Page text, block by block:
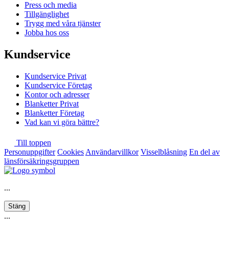
Press och media
Tillgänglighet
Trygg med våra tjänster
Jobba hos oss
Kundservice
Kundservice Privat
Kundservice Företag
Kontor och adresser
Blanketter Privat
Blanketter Företag
Vad kan vi göra bättre?
Till toppen
Personuppgifter Cookies Användarvillkor Visselblåsning En del av
länsförsäkringsgruppen
...
Stäng
...